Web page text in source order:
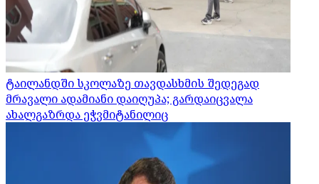
ტაილანდში სკოლაზე თავდასხმის შედეგად
მრავალი ადამიანი დაიღუპა; გარდაიცვალა
ახალგაზრდა ეჭვმიტანილიც